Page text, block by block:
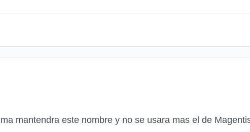
mantendra este nombre y no se usara mas el de